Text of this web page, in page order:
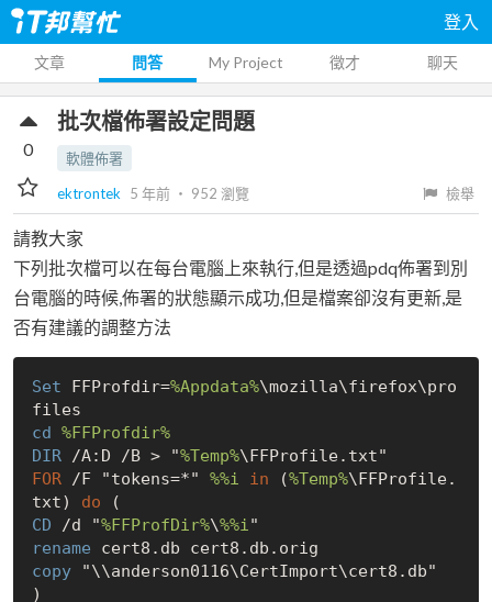
登入
文章 問答 My Project 徵才 聊天
批次檔佈署設定問題
軟體佈署
ektrontek
5 年前 ‧ 952 瀏覽 檢舉
0
請教大家
下列批次檔可以在每台電腦上來執行,但是透過pdq佈署到別
台電腦的時候,佈署的狀態顯示成功,但是檔案卻沒有更新,是
否有建議的調整方法
Set FFProfdir=%Appdata%\mozilla\firefox\pro
cd %FFProfdir%
DIR /A:D /B > "%Temp%
FOR /F "tokens=*" %%i in (%Temp%\FFProfile.
txt) do
CD /d "%FFProfDir%\%%i
rename
copy "\\anderson0116\CertImport\cert8.db"